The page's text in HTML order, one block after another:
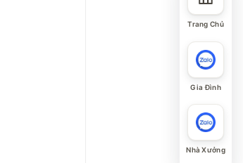
Trang Chủ
Gia Đình
Nhà Xưởng